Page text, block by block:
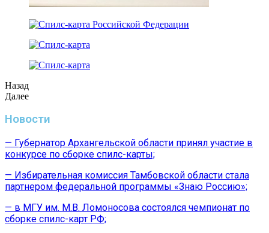
Назад
Далее
Новости
— Губернатор Архангельской области принял участие в
конкурсе по сборке спилс-карты;
— Избирательная комиссия Тамбовской области стала
партнером федеральной программы «Знаю Россию»;
— в МГУ им. М.В. Ломоносова состоялся чемпионат по
сборке спилс-карт РФ;